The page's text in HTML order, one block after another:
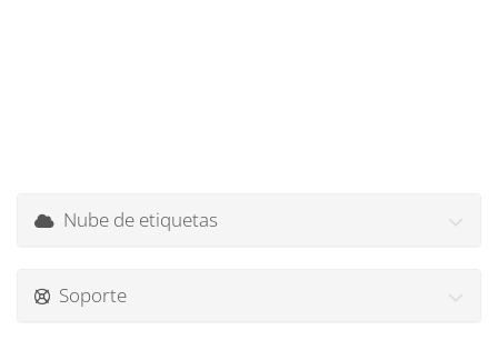
Nube de etiquetas
Soporte